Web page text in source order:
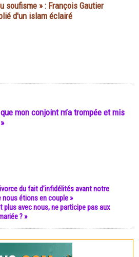
soufisme » : François Gautier
d'un islam éclairé
mon conjoint m’a trompée et mis
du fait d’infidélités avant notre
nous étions en couple »
plus avec nous, ne participe pas aux
? »